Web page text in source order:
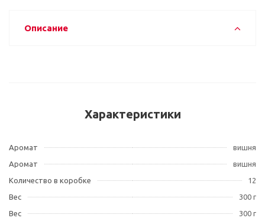
Описание
Характеристики
Аромат
вишня
Аромат
вишня
Количество в коробке
12
Вес
300 г
Вес
300 г